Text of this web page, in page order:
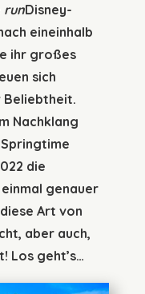
runDisney-
eineinhalb
ihr großes
sich
Nachklang
die
genauer
Art von
aber auch,
Los geht’s…